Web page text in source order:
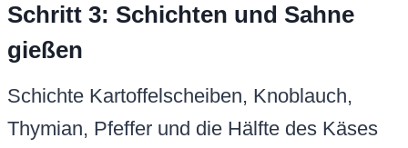
Schritt 3: Schichten und Sahne
gießen
Schichte Kartoffelscheiben, Knoblauch,
Thymian, Pfeffer und die Hälfte des Käses